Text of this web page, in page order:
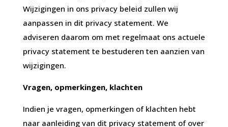
Wijzigingen in ons privacy beleid zullen wij
aanpassen in dit privacy statement. We
adviseren daarom om met regelmaat ons actuele
privacy statement te bestuderen ten aanzien van
wijzigingen.
Vragen, opmerkingen, klachten
Indien je vragen, opmerkingen of klachten hebt
naar aanleiding van dit privacy statement of over